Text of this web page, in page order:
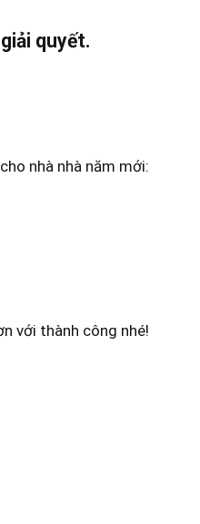
quyết.
nhà nhà năm mới:
với thành công nhé!